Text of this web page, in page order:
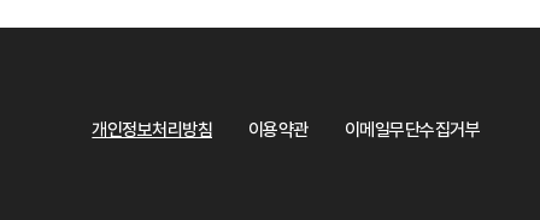
개인정보처리방침 이용약관 이메일무단수집거부